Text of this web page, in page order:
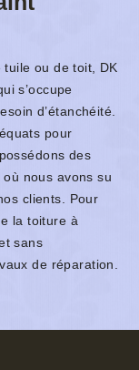
ou de toit, DK
s’occupe
d’étanchéité.
pour
des
nous avons su
clients. Pour
la toiture à
sans
de réparation.